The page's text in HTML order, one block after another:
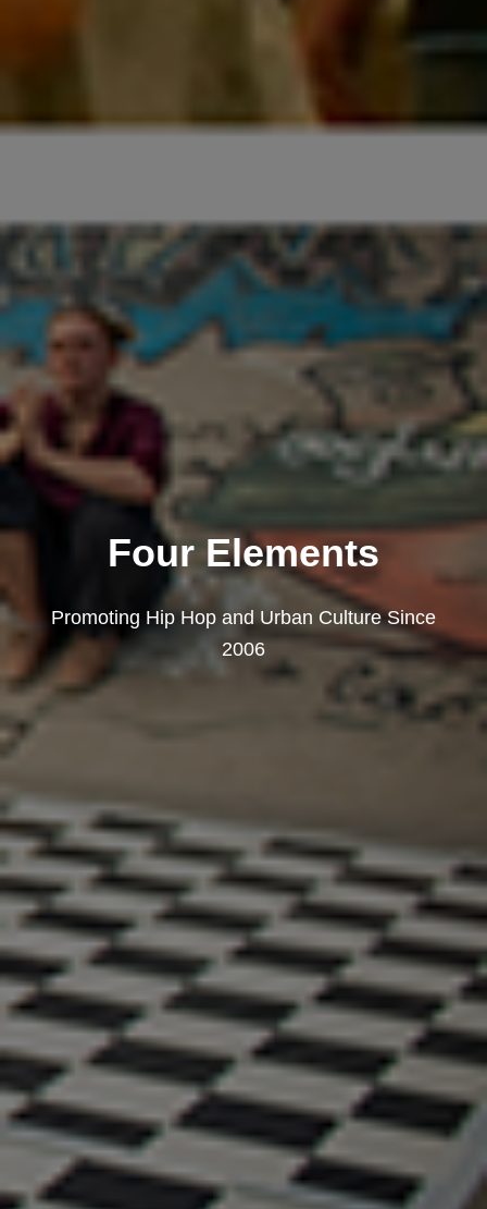
Four Elements
Promoting Hip Hop and Urban Culture Since
2006